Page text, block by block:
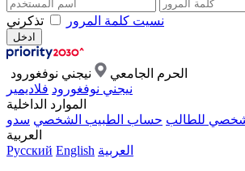
نسيت كلمة المرور تذكرني
الحرم الجامعي
نيجني نوفغورود
نيجني نوفغورود فلاديمير
الموارد الداخلية
للطالب حساب الطبيب الشخصي سدو
العربية
Русский English العربية